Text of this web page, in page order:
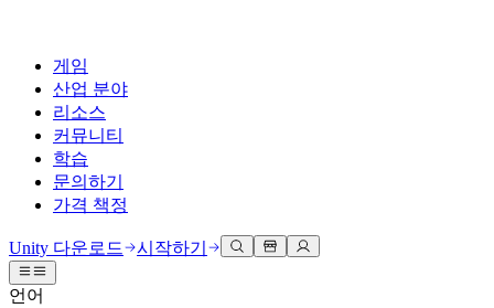
게임
산업 분야
리소스
커뮤니티
학습
문의하기
가격 책정
Unity 엔진
3D 협업
기술 자료
토론
Unity Learn
무료로 Unity 기술 마스터
도움 받기
Unity 다운로드 시작하기
언어